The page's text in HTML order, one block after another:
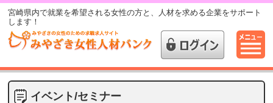
宮崎県内で就業を希望される女性の方と、人材を求める企業をサポート
します！
イベント/セミナー